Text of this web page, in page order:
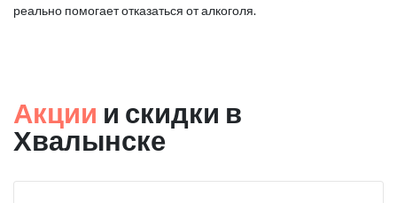
реально помогает отказаться от алкоголя.
Акции и скидки в
Хвалынске